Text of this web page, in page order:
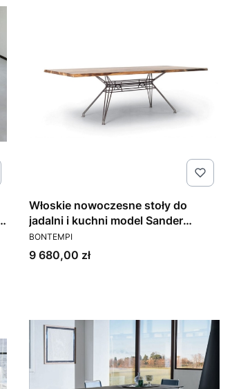
Włoskie nowoczesne stoły do
jadalni i kuchni model Sander
Bontempi
PRODUCENT
BONTEMPI
Cena
9 680,00 zł